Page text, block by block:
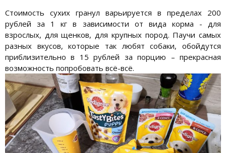
Стоимость сухих гранул варьируется в пределах 200
рублей за 1 кг в зависимости от вида корма - для
взрослых, для щенков, для крупных пород. Паучи самых
разных вкусов, которые так любят собаки, обойдутся
приблизительно в 15 рублей за порцию – прекрасная
возможность попробовать всё-всё.